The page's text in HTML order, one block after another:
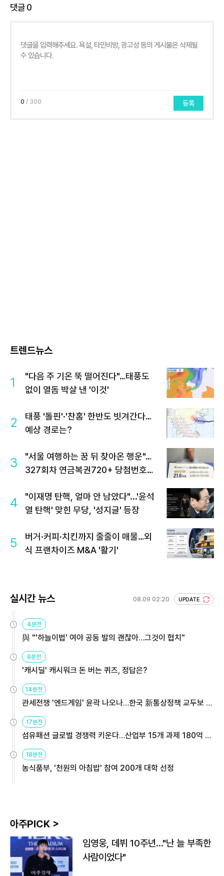
댓글0
0 / 300 등록
트렌드뉴스
1
"다음 주 기온 뚝 떨어진다"…태풍도
없이 열돔 박살 낸 '이것'
2
태풍 '돌핀'·'찬홈' 한반도 빗겨간다…
예상 경로는?
3
"서울 여행하는 꿈 뒤 찾아온 행운"…
327회차 연금복권720+ 당첨번호조
4
"이재명 탄핵, 얼마 안 남았다"...'윤석
열 탄핵' 맞힌 무당, '성지글' 등장
5
버거·커피·치킨까지 줄줄이 매물…외
식 프랜차이즈 M&A '활기'
실시간 뉴스 08.09 02:20 UPDATE
4분전
與 "'하늘이법' 여야 공동 발의 괜찮아…그것이 협치"
9분전
'캐시딜' 캐시워크 돈 버는 퀴즈, 정답은?
14분전
관세전쟁 '엔드게임' 윤곽 나오나…한국 新통상정책 교두보 활
17분전
섬유패션 글로벌 경쟁력 키운다…산업부 15개 과제 180억 지
18분전
농식품부, '천원의 아침밥' 참여 200개 대학 선정
아주PICK >
임영웅, 데뷔 10주년…"난 늘 부족한
사람이었다"